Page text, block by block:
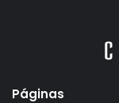
Páginas